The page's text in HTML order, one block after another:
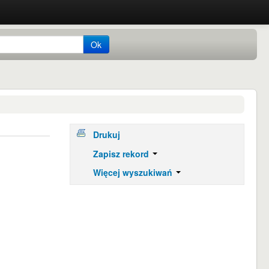
Ok
Drukuj
Zapisz rekord
Więcej wyszukiwań